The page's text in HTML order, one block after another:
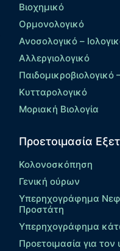
Βιοχημικό
Ορμονολογικό
Ανοσολογικό –
Αλλεργιολογικό
Παιδομικροβιολογικό
Κυτταρολογικό
Μοριακή Βιολογία
Προετοιμασία
Κολονοσκόπηση
Γενική ούρων
Υπερηχογράφημα
Προστάτη
Υπερηχογράφημα
Προετοιμασία για